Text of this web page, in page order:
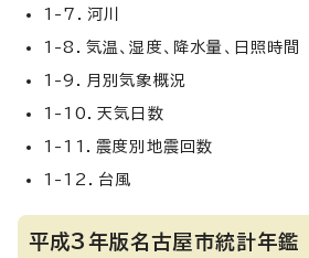
1-7．河川
1-8．気温、湿度、降水量、日照時間
1-9．月別気象概況
1-10．天気日数
1-11．震度別地震回数
1-12．台風
平成3年版名古屋市統計年鑑